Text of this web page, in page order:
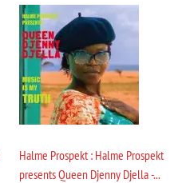
Halme Prospekt : Halme Prospekt
presents Queen Djenny Djella -...